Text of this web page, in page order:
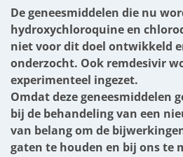
De geneesmiddelen die nu
hydroxychloroquine en
niet voor dit doel ontwikkeld
onderzocht. Ook remdesivir
experimenteel ingezet.
Omdat deze geneesmiddelen
bij de behandeling van een
van belang om de
gaten te houden en bij ons te